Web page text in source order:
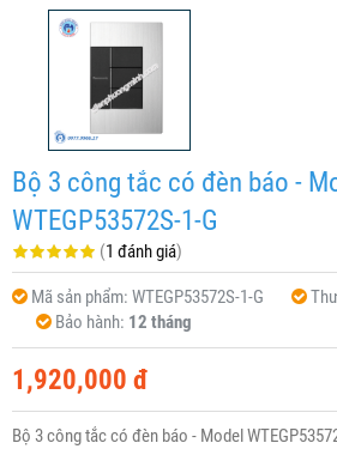
Bộ 3 công tắc có đèn báo -
WTEGP53572S-1-G
(1 đánh giá)
Mã sản phẩm: WTEGP53572S-1-G
Bảo hành: 12 tháng
1,920,000 đ
Bộ 3 công tắc có đèn báo - Model